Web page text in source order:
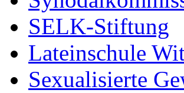
SELK-Stiftung
Lateinschule
Sexualisierte